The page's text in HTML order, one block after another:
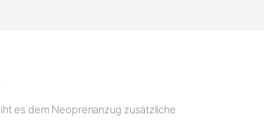
es dem Neoprenanzug zusätzliche